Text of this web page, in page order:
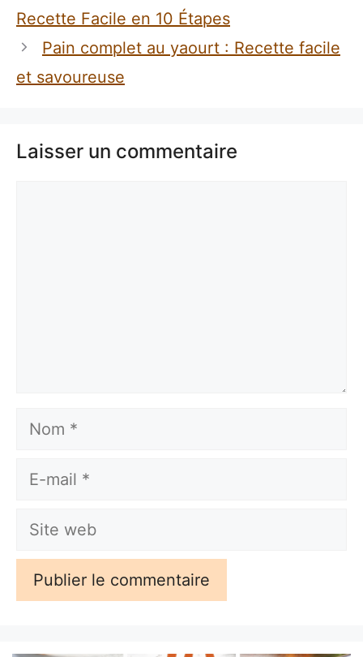
Recette Facile en 10 Étapes
Pain complet au yaourt : Recette facile
et savoureuse
Laisser un commentaire
Nom
E-
Site